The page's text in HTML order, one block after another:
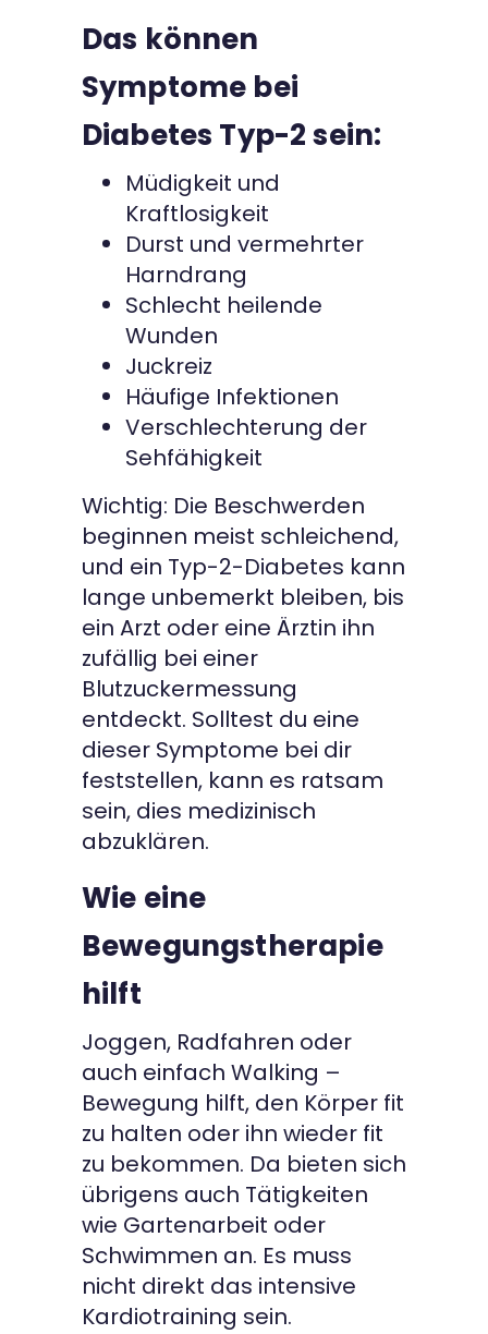
Das können
Symptome bei
Diabetes Typ-2 sein:
Müdigkeit und
Kraftlosigkeit
Durst und vermehrter
Harndrang
Schlecht heilende
Wunden
Juckreiz
Häufige Infektionen
Verschlechterung der
Sehfähigkeit
Wichtig: Die Beschwerden
beginnen meist schleichend,
und ein Typ-2-Diabetes kann
lange unbemerkt bleiben, bis
ein Arzt oder eine Ärztin ihn
zufällig bei einer
Blutzuckermessung
entdeckt. Solltest du eine
dieser Symptome bei dir
feststellen, kann es ratsam
sein, dies medizinisch
abzuklären.
Wie eine
Bewegungstherapie
hilft
Joggen, Radfahren oder
auch einfach Walking –
Bewegung hilft, den Körper fit
zu halten oder ihn wieder fit
zu bekommen. Da bieten sich
übrigens auch Tätigkeiten
wie Gartenarbeit oder
Schwimmen an. Es muss
nicht direkt das intensive
Kardiotraining sein.